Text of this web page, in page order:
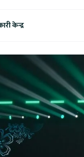
केन्द्र